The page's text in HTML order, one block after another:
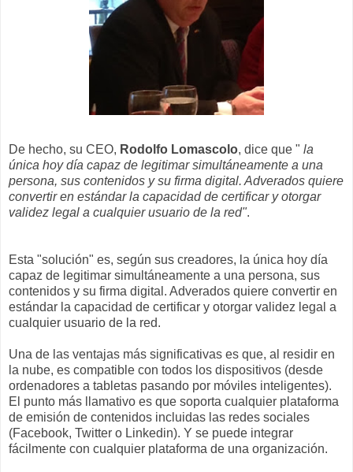
De hecho, su CEO, Rodolfo Lomascolo, dice que " la
única hoy día capaz de legitimar simultáneamente a una
persona, sus contenidos y su firma digital. Adverados quiere
convertir en estándar la capacidad de certificar y otorgar
validez legal a cualquier usuario de la red".
Esta "solución" es, según sus creadores, la única hoy día
capaz de legitimar simultáneamente a una persona, sus
contenidos y su firma digital. Adverados quiere convertir en
estándar la capacidad de certificar y otorgar validez legal a
cualquier usuario de la red.
Una de las ventajas más significativas es que, al residir en
la nube, es compatible con todos los dispositivos (desde
ordenadores a tabletas pasando por móviles inteligentes).
El punto más llamativo es que soporta cualquier plataforma
de emisión de contenidos incluidas las redes sociales
(Facebook, Twitter o Linkedin). Y se puede integrar
fácilmente con cualquier plataforma de una organización.